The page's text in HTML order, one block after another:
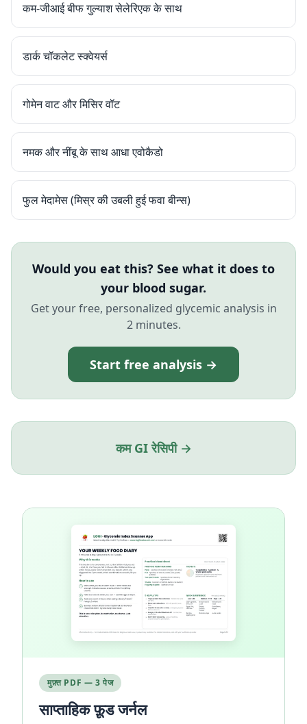
कम-जीआई बीफ गुल्याश सेलेरिएक के साथ
डार्क चॉकलेट स्क्वेयर्स
गोमेन वाट और मिसिर वॉट
नमक और नींबू के साथ आधा एवोकैडो
फुल मेदामेस (मिस्र की उबली हुई फवा बीन्स)
Would you eat this? See what it does to
your blood sugar.
Get your free, personalized glycemic analysis in
2 minutes.
Start free analysis →
कम GI रेसिपी →
मुफ़्त PDF — 3 पेज
साप्ताहिक फ़ूड जर्नल